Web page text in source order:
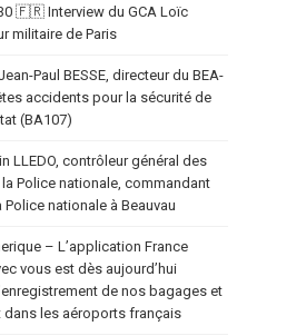
🇫🇷 Interview du GCA Loïc
militaire de Paris
Paul BESSE, directeur du BEA-
accidents pour la sécurité de
(BA107)
LLEDO, contrôleur général des
Police nationale, commandant
nationale à Beauvau
– L’application France
vous est dès aujourd’hui
de nos bagages et
dans les aéroports français